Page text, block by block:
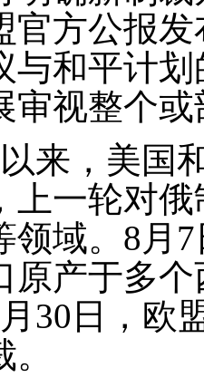
官方公报
与和平计
审视整个
来，美国
上一轮对俄
域。 8 月 7
原产于多
月 30 日，欧